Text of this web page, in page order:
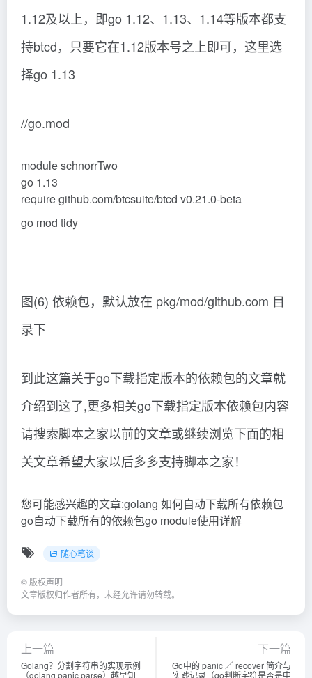
1.12及以上，即go 1.12、1.13、1.14等版本都支
持btcd，只要它在1.12版本号之上即可，这里选
择go 1.13
//go.mod
module schnorrTwo
go 1.13
require github.com/btcsuite/btcd v0.21.0-beta
go mod tidy
图(6) 依赖包，默认放在 pkg/mod/github.com 目
录下
到此这篇关于go下载指定版本的依赖包的文章就
介绍到这了,更多相关go下载指定版本依赖包内容
请搜索脚本之家以前的文章或继续浏览下面的相
关文章希望大家以后多多支持脚本之家！
您可能感兴趣的文章:golang 如何自动下载所有依赖包
go自动下载所有的依赖包go module使用详解
随心笔谈
© 版权声明
文章版权归作者所有，未经允许请勿转载。
上一篇
Golang？分割字符串的实现示例
（golang panic parse）越早知
下一篇
Go中的 panic ／ recover 简介与
实践记录（go判断字符是否是中